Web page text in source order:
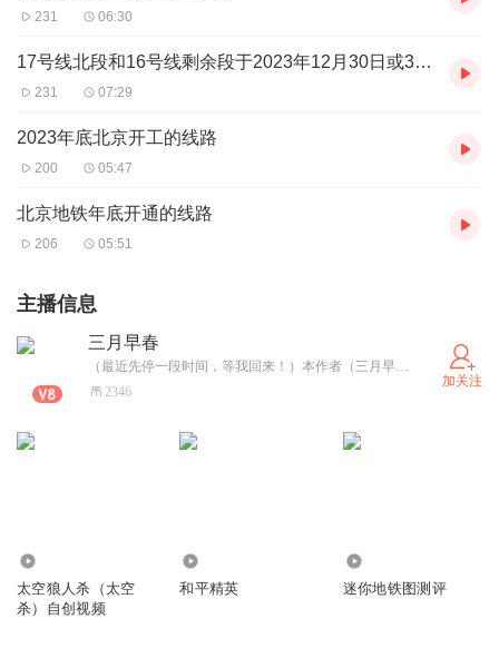
231 06:30
17号线北段和16号线剩余段于2023年12月30日或31日开通
231 07:29
2023年底北京开工的线路
200 05:47
北京地铁年底开通的线路
206 05:51
主播信息
三月早春
（最近先停一段时间，等我回来！）本作者（三月早春）从不搬运，所有作品全部原创。定期随机互粉，每周至少发四条作品，记得随时查看哦！ 本人冲1500粉，达到有福利哦~
2346
加关注
太空狼人杀（太空
杀）自创视频
和平精英 迷你地铁图测评